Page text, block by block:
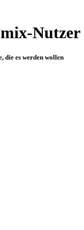
Nutzer
die es werden wollen